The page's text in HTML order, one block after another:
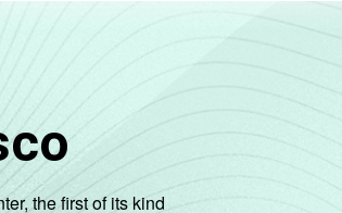
sem fins lucrativos
the first of its kind